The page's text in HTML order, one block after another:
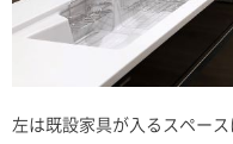
左は既設家具が入るスペー